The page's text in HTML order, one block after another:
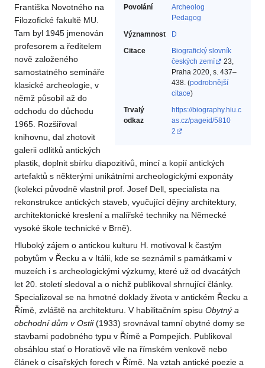
Povolání
Archeolog‎
Pedagog‎
Významnost
D
Citace
Biografický slovník
českých zemí
23,
Praha 2020, s. 437–
438. (podrobnější
citace)
Trvalý
odkaz
https://biography.hiu.c
as.cz/pageid/5810
2
Františka Novotného na
Filozofické fakultě MU.
Tam byl 1945 jmenován
profesorem a ředitelem
nově založeného
samostatného semináře
klasické archeologie, v
němž působil až do
odchodu do důchodu
1965. Rozšiřoval
knihovnu, dal zhotovit
galerii odlitků antických
plastik, doplnit sbírku diapozitivů, mincí a kopií antických
artefaktů s některými unikátními archeologickými exponáty
(kolekci původně vlastnil prof. Josef Dell, specialista na
rekonstrukce antických staveb, vyučující dějiny architektury,
architektonické kreslení a malířské techniky na Německé
vysoké škole technické v Brně).
Hluboký zájem o antickou kulturu H. motivoval k častým
pobytům v Řecku a v Itálii, kde se seznámil s památkami v
muzeích i s archeologickými výzkumy, které už od dvacátých
let 20. století sledoval a o nichž publikoval shrnující články.
Specializoval se na hmotné doklady života v antickém Řecku a
Římě, zvláště na architekturu. V habilitačním spisu Obytný a
obchodní dům v Ostii(1933) srovnával tamní obytné domy se
stavbami podobného typu v Římě a Pompejích. Publikoval
obsáhlou stať o Horatiově vile na římském venkově nebo
článek o císařských forech v Římě. Na vztah antické poezie a